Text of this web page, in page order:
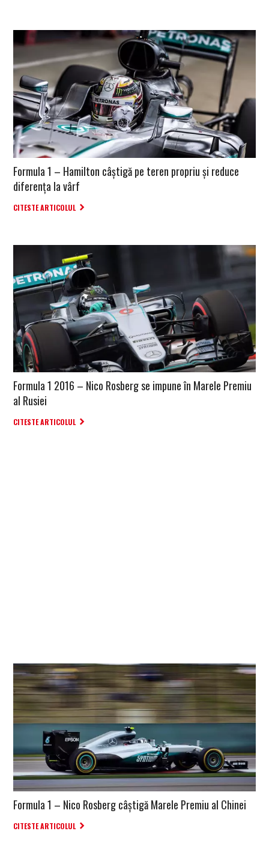
Formula 1 – Hamilton câștigă pe teren propriu și reduce
diferența la vârf
CITESTE ARTICOLUL
Formula 1 2016 – Nico Rosberg se impune în Marele Premiu
al Rusiei
CITESTE ARTICOLUL
Formula 1 – Nico Rosberg câștigă Marele Premiu al Chinei
CITESTE ARTICOLUL